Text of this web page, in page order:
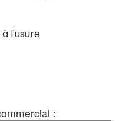
l'usure
: